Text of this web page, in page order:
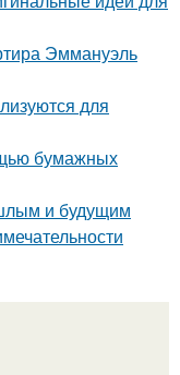
Эммануэль
для
бумажных
и будущим